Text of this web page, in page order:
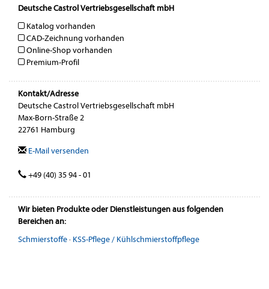
Deutsche Castrol Vertriebsgesellschaft mbH
Katalog vorhanden
CAD-Zeichnung vorhanden
Online-Shop vorhanden
Premium-Profil
Kontakt/Adresse
Deutsche Castrol Vertriebsgesellschaft mbH
Max-Born-Straße 2
22761 Hamburg
E-Mail versenden
+49 (40) 35 94 - 01
Wir bieten Produkte oder Dienstleistungen aus folgenden
Bereichen an:
Schmierstoffe· KSS-Pflege / Kühlschmierstoffpflege